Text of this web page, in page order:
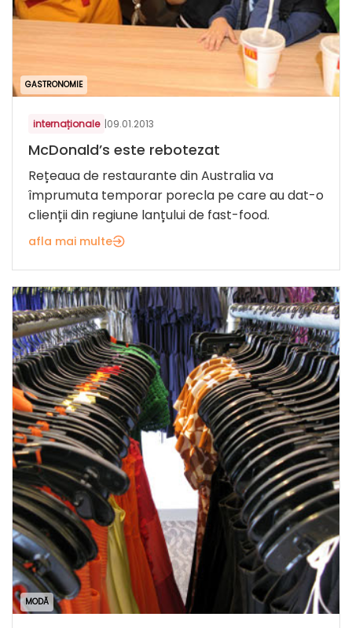
GASTRONOMIE
internaționale |09.01.2013
McDonald’s este rebotezat
Rețeaua de restaurante din Australia va
împrumuta temporar porecla pe care au dat-o
clienții din regiune lanțului de fast-food.
afla mai multe
MODĂ